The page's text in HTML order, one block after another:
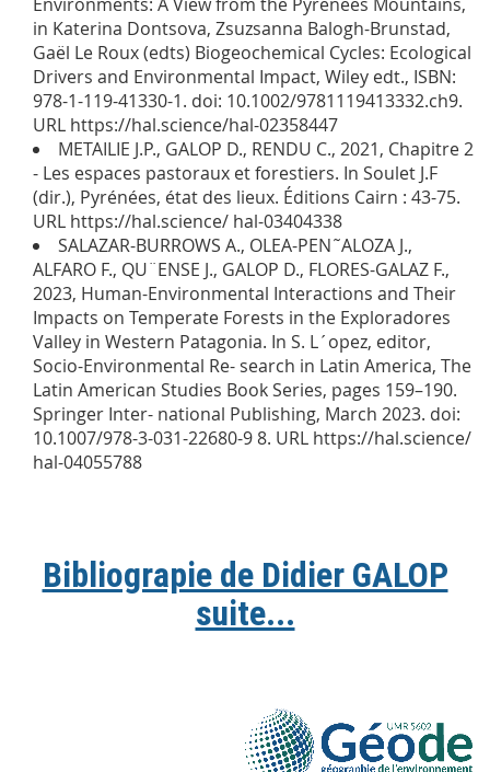
in Katerina Dontsova, Zsuzsanna Balogh-Brunstad,
Gaël Le Roux (edts) Biogeochemical Cycles: Ecological
Drivers and Environmental Impact, Wiley edt., ISBN:
978-1-119-41330-1. doi: 10.1002/9781119413332.ch9.
URL https://hal.science/hal-02358447
METAILIE J.P., GALOP D., RENDU C., 2021, Chapitre 2
- Les espaces pastoraux et forestiers. In Soulet J.F
(dir.), Pyrénées, état des lieux. Éditions Cairn : 43-75.
URL https://hal.science/ hal-03404338
SALAZAR-BURROWS A., OLEA-PEN˜ALOZA J.,
ALFARO F., QU¨ENSE J., GALOP D., FLORES-GALAZ F.,
2023, Human-Environmental Interactions and Their
Impacts on Temperate Forests in the Exploradores
Valley in Western Patagonia. In S. L´opez, editor,
Socio-Environmental Re- search in Latin America, The
Latin American Studies Book Series, pages 159–190.
Springer Inter- national Publishing, March 2023. doi:
10.1007/978-3-031-22680-9 8. URL https://hal.science/
hal-04055788
Bibliograpie de Didier GALOP
suite...